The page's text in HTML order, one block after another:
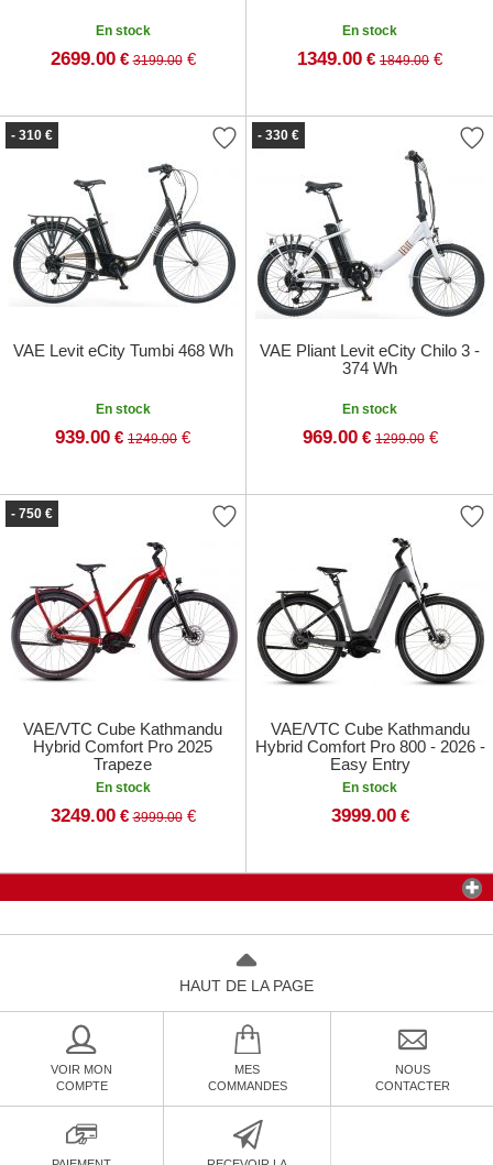
En stock
2699.00 € 3199.00€
En stock
1349.00 € 1849.00 €
- 310 €
VAE Levit eCity Tumbi 468 Wh
En stock
939.00 € 1249.00 €
- 330 €
VAE Pliant Levit eCity Chilo 3 -
374 Wh
En stock
969.00 € 1299.00€
- 750 €
VAE/VTC Cube Kathmandu
Hybrid Comfort Pro 2025
Trapeze
En stock
3249.00 € 3999.00€
VAE/VTC Cube Kathmandu
Hybrid Comfort Pro 800 - 2026 -
Easy Entry
En stock
3999.00 €
HAUT DE LA PAGE
VOIR MON
COMPTE
MES
COMMANDES
NOUS
CONTACTER